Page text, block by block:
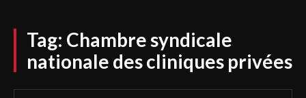
Tag: Chambre syndicale
nationale des cliniques privées